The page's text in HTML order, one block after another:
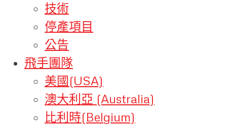
技術
停產項目
公告
飛手團隊
美國(USA)
澳大利亞 (Australia)
比利時(Belgium)